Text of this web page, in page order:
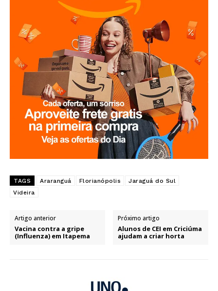
TAGS Araranguá Florianópolis
Jaraguá do Sul
Videira
Artigo anterior
Vacina contra a gripe
(Influenza) em Itapema
Próximo artigo
Alunos de CEI em Criciúma
ajudam a criar horta